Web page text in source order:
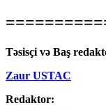
Təsisçi və Baş
Zaur USTAC
Redaktor: